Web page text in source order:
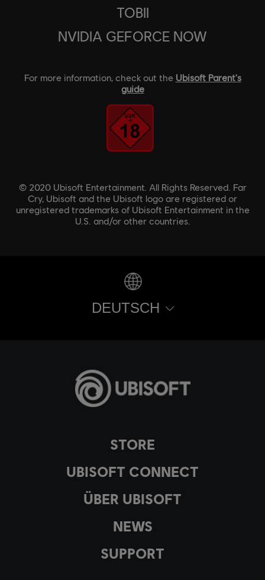
STORE
UBISOFT CONNECT
ÜBER UBISOFT
NEWS
SUPPORT
TOBII
NVIDIA GEFORCE NOW
© 2020 Ubisoft Entertainment. All Rights Reserved. Far
Cry, Ubisoft and the Ubisoft logo are registered or
unregistered trademarks of Ubisoft Entertainment in the
U.S. and/or other countries.
For more information, check out the Ubisoft Parent's
guide
DEUTSCH